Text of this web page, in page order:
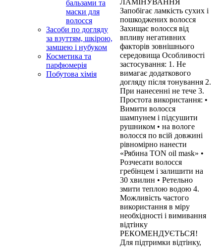
бальзами та
маски для
волосся
Засоби по догляду
за взуттям, шкірою,
замшею і нубуком
Косметика та
парфюмерія
Побутова хімія
Запобігає ламкість сухих і
пошкоджених волосся
Захищає волосся від
впливу негативних
факторів зовнішнього
середовища Особливості
застосування: 1. Не
вимагає додаткового
догляду після тонування 2.
При нанесенні не тече 3.
Простота використання: •
Вимити волосся
шампунем і підсушити
рушником • на вологе
волосся по всій довжині
рівномірно нанести
«Рябина TON oil mask» •
Розчесати волосся
гребінцем і залишити на
30 хвилин • Ретельно
змити теплою водою 4.
Можливість частого
використання в міру
необхідності і вимивання
відтінку
РЕКОМЕНДУЄТЬСЯ!
Для підтримки відтінку,